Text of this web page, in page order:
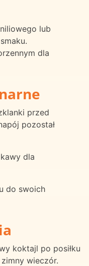
lub
dla
przed
pozostał
dla
do swoich
koktajl po posiłku
wieczór.